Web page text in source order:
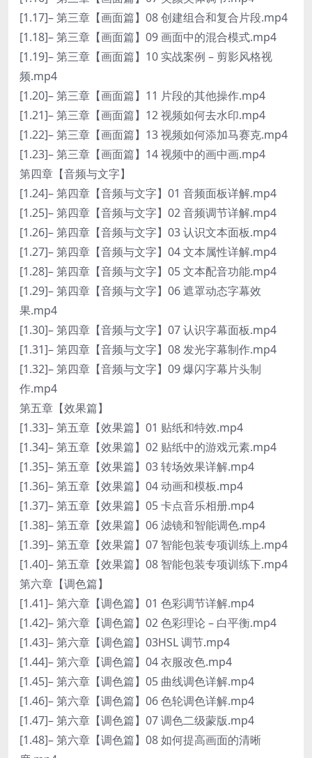
[1.17]– 第三章【画面篇】08 创建组合和复合片段.mp4
[1.18]– 第三章【画面篇】09 画面中的混合模式.mp4
[1.19]– 第三章【画面篇】10 实战案例 – 剪影风格视
频.mp4
[1.20]– 第三章【画面篇】11 片段的其他操作.mp4
[1.21]– 第三章【画面篇】12 视频如何去水印.mp4
[1.22]– 第三章【画面篇】13 视频如何添加马赛克.mp4
[1.23]– 第三章【画面篇】14 视频中的画中画.mp4
第四章【音频与文字】
[1.24]– 第四章【音频与文字】01 音频面板详解.mp4
[1.25]– 第四章【音频与文字】02 音频调节详解.mp4
[1.26]– 第四章【音频与文字】03 认识文本面板.mp4
[1.27]– 第四章【音频与文字】04 文本属性详解.mp4
[1.28]– 第四章【音频与文字】05 文本配音功能.mp4
[1.29]– 第四章【音频与文字】06 遮罩动态字幕效
果.mp4
[1.30]– 第四章【音频与文字】07 认识字幕面板.mp4
[1.31]– 第四章【音频与文字】08 发光字幕制作.mp4
[1.32]– 第四章【音频与文字】09 爆闪字幕片头制
作.mp4
第五章【效果篇】
[1.33]– 第五章【效果篇】01 贴纸和特效.mp4
[1.34]– 第五章【效果篇】02 贴纸中的游戏元素.mp4
[1.35]– 第五章【效果篇】03 转场效果详解.mp4
[1.36]– 第五章【效果篇】04 动画和模板.mp4
[1.37]– 第五章【效果篇】05 卡点音乐相册.mp4
[1.38]– 第五章【效果篇】06 滤镜和智能调色.mp4
[1.39]– 第五章【效果篇】07 智能包装专项训练上.mp4
[1.40]– 第五章【效果篇】08 智能包装专项训练下.mp4
第六章【调色篇】
[1.41]– 第六章【调色篇】01 色彩调节详解.mp4
[1.42]– 第六章【调色篇】02 色彩理论 – 白平衡.mp4
[1.43]– 第六章【调色篇】03HSL 调节.mp4
[1.44]– 第六章【调色篇】04 衣服改色.mp4
[1.45]– 第六章【调色篇】05 曲线调色详解.mp4
[1.46]– 第六章【调色篇】06 色轮调色详解.mp4
[1.47]– 第六章【调色篇】07 调色二级蒙版.mp4
[1.48]– 第六章【调色篇】08 如何提高画面的清晰